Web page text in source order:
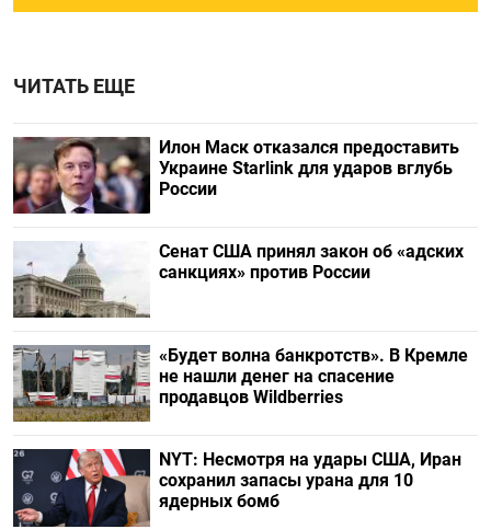
ЧИТАТЬ ЕЩЕ
Илон Маск отказался предоставить
Украине Starlink для ударов вглубь
России
Сенат США принял закон об «адских
санкциях» против России
«Будет волна банкротств». В Кремле
не нашли денег на спасение
продавцов Wildberries
NYT: Несмотря на удары США, Иран
сохранил запасы урана для 10
ядерных бомб